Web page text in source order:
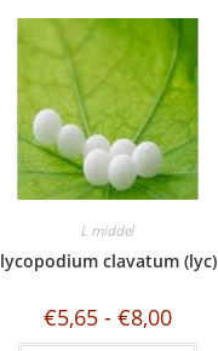
L middel
lycopodium clavatum (lyc)
€5,65 - €8,00